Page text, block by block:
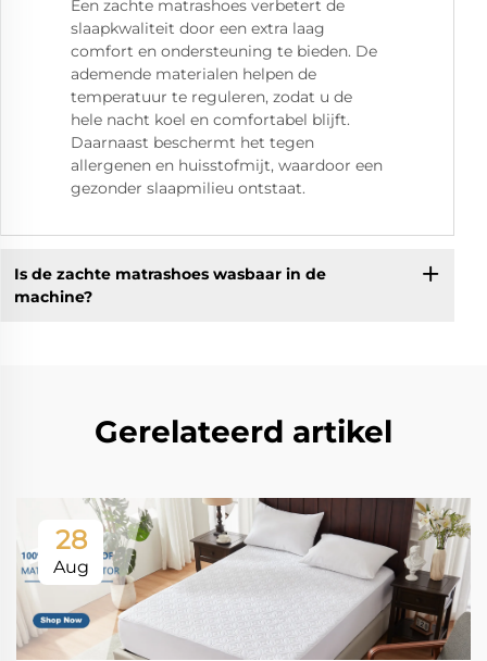
Een zachte matrashoes verbetert de
slaapkwaliteit door een extra laag
comfort en ondersteuning te bieden. De
ademende materialen helpen de
temperatuur te reguleren, zodat u de
hele nacht koel en comfortabel blijft.
Daarnaast beschermt het tegen
allergenen en huisstofmijt, waardoor een
gezonder slaapmilieu ontstaat.
Is de zachte matrashoes wasbaar in de
machine?
Gerelateerd artikel
28
Aug